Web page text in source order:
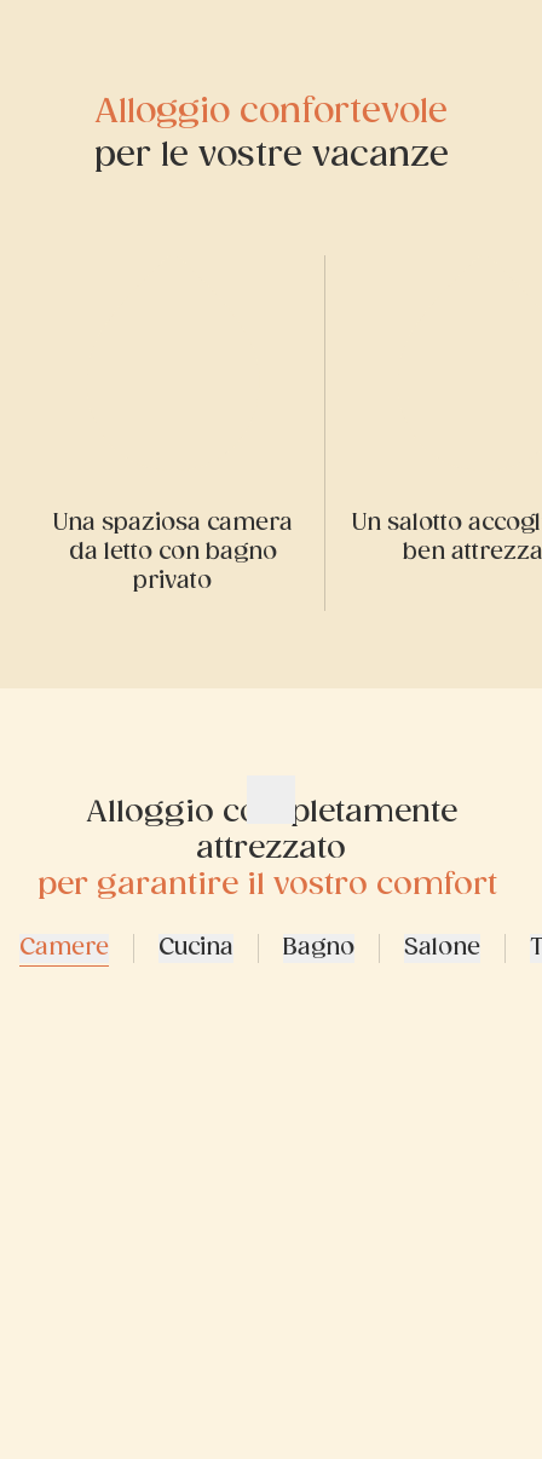
Alloggio confortevole
per le vostre vacanze
Una spaziosa camera
da letto con bagno
privato
Un salotto
ben
Alloggio completamente
attrezzato
per garantire il vostro comfort
Camere Cucina Bagno Salone